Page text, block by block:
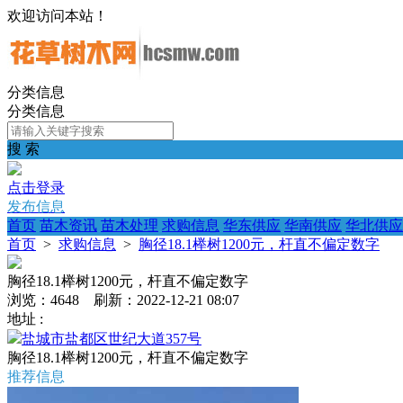
欢迎访问本站！
分类信息
分类信息
搜 索
点击登录
发布信息
首页 苗木资讯 苗木处理 求购信息 华东供应 华南供应 华北供应
首页 > 求购信息 > 胸径18.1榉树1200元，杆直不偏定数字
胸径18.1榉树1200元，杆直不偏定数字
浏览：4648 刷新：2022-12-21 08:07
地址 :
盐城市盐都区世纪大道357号
胸径18.1榉树1200元，杆直不偏定数字
推荐信息